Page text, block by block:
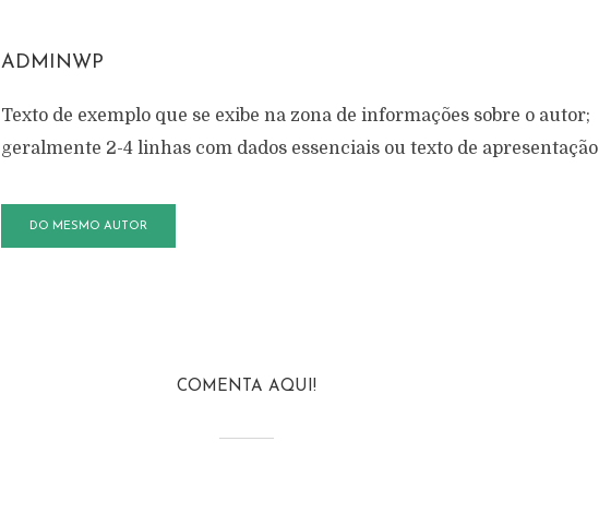
ADMINWP
Texto de exemplo que se exibe na zona de informações sobre o autor;
geralmente 2-4 linhas com dados essenciais ou texto de apresentação
DO MESMO AUTOR
COMENTA AQUI!